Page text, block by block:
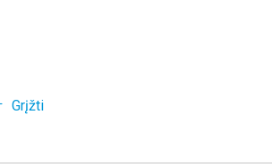
Grįžti